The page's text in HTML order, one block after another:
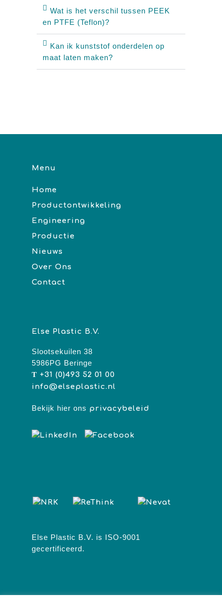
Wat is het verschil tussen PEEK
en PTFE (Teflon)?
Kan ik kunststof onderdelen op
maat laten maken?
Menu
Home
Productontwikkeling
Engineering
Productie
Nieuws
Over Ons
Contact
Else Plastic B.V.
Slootsekuilen 38
5986PG Beringe
T +31 (0)493 52 01 00
info@elseplastic.nl
Bekijk hier ons privacybeleid
Else Plastic B.V. is ISO-9001
gecertificeerd.